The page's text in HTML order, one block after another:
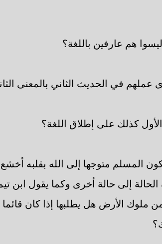
هم عارفين باللغة؟
عملهم في الحديث الثاني بالمعنى
كذلك على إطلاق اللغة؟
المسلم متوجها إلى الله بقلبه
إلى حالة أخرى وكما يقول ابن
ملوك الأرض هل يطلبها إذا كان قائما